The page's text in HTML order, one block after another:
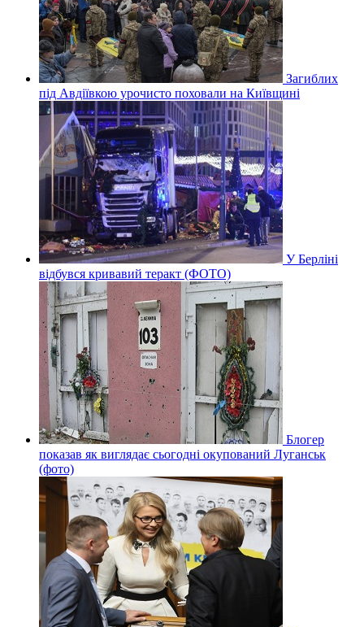
Загиблих
під Авдіївкою урочисто поховали на Київщині
У Берліні
відбувся кривавий теракт (ФОТО)
Блогер
показав як виглядає сьогодні окупований Луганськ
(фото)